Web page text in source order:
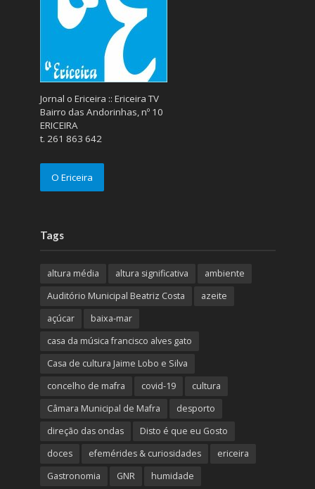
Jornal o Ericeira :: Ericeira TV
Bairro das Andorinhas, nº 10
ERICEIRA
t. 261 863 642
O Ericeira
Tags
altura média altura significativa
ambiente
Auditório Municipal Beatriz Costa
azeite
açúcar
baixa-mar
casa da música francisco alves gato
Casa de cultura Jaime Lobo e Silva
concelho de mafra
covid-19
cultura
Câmara Municipal de Mafra
desporto
direção das ondas
Disto é que eu Gosto
doces
efemérides & curiosidades
ericeira
Gastronomia
GNR humidade